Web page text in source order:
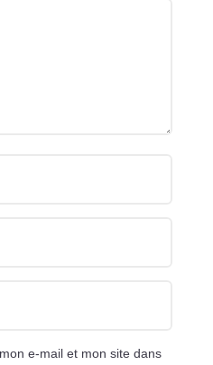
e-mail et mon site dans